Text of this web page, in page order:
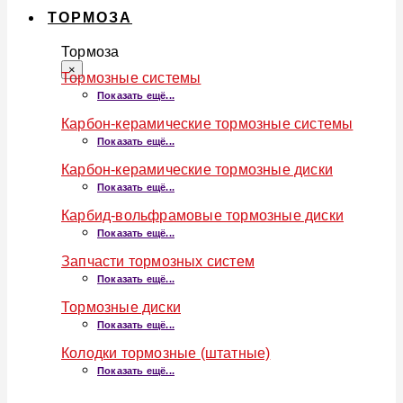
ТОРМОЗА
Тормоза
×
Тормозные системы
Показать ещё...
Карбон-керамические тормозные системы
Показать ещё...
Карбон-керамические тормозные диски
Показать ещё...
Карбид-вольфрамовые тормозные диски
Показать ещё...
Запчасти тормозных систем
Показать ещё...
Тормозные диски
Показать ещё...
Колодки тормозные (штатные)
Показать ещё...